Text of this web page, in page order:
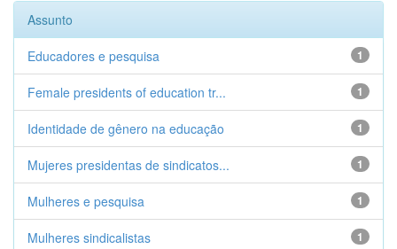
Assunto
1
Educadores e pesquisa
1
Female presidents of education tr...
1
Identidade de gênero na educação
1
Mujeres presidentas de sindicatos...
1
Mulheres e pesquisa
1
Mulheres sindicalistas